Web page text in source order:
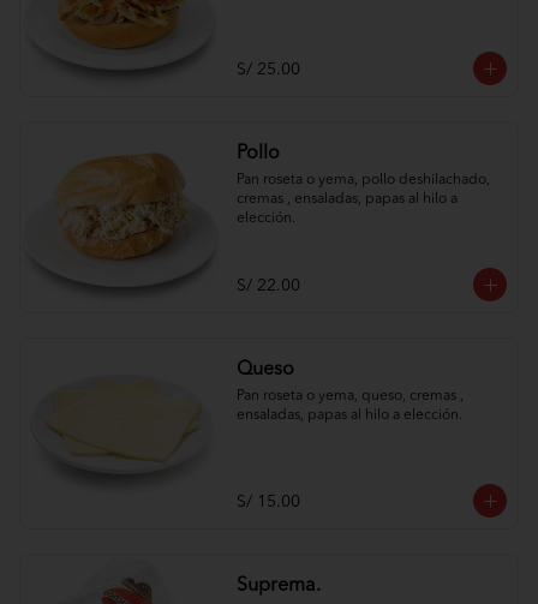
S/ 25.00
Pollo
Pan roseta o yema, pollo deshilachado,
cremas , ensaladas, papas al hilo a
elección.
S/ 22.00
Queso
Pan roseta o yema, queso, cremas ,
ensaladas, papas al hilo a elección.
S/ 15.00
Suprema.